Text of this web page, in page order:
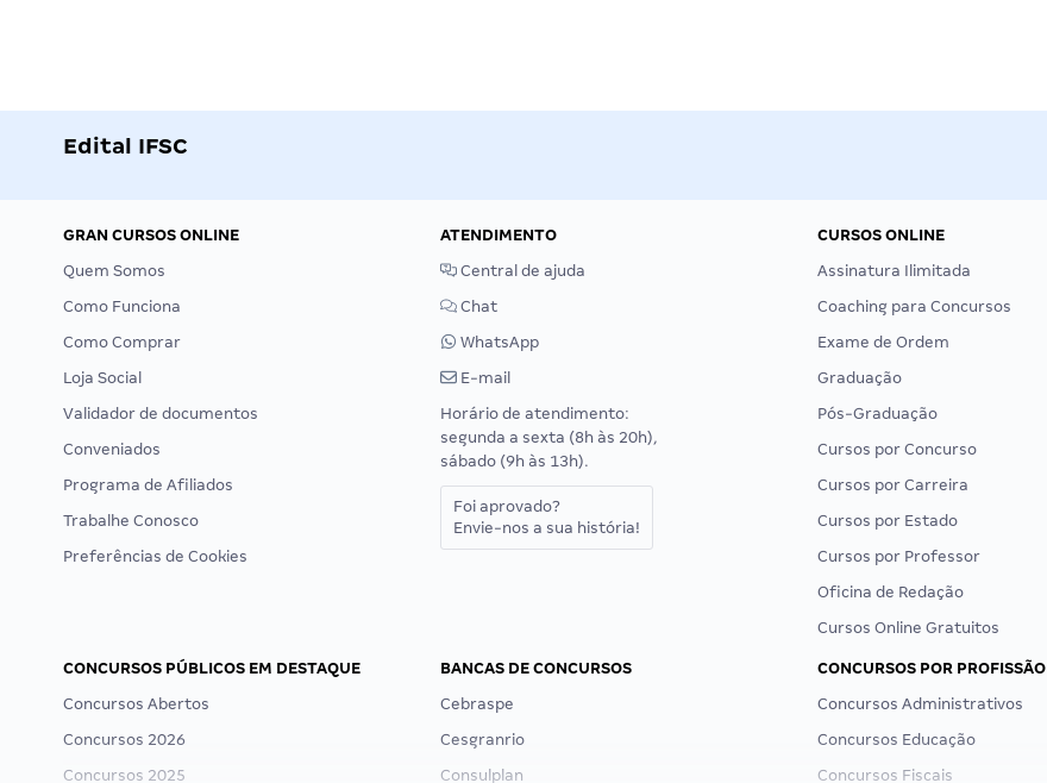
Edital IFSC
GRAN CURSOS ONLINE
Quem Somos
Como Funciona
Como Comprar
Loja Social
Validador de documentos
Conveniados
Programa de Afiliados
Trabalhe Conosco
Preferências de Cookies
ATENDIMENTO
Central de ajuda
Chat
WhatsApp
E-mail
Horário de atendimento:
segunda a sexta (8h às 20h),
sábado (9h às 13h).
Foi aprovado?
Envie-nos a sua história!
CURSOS ONLINE
Assinatura Ilimitada
Coaching para Concursos
Exame de Ordem
Graduação
Pós-Graduação
Cursos por Concurso
Cursos por Carreira
Cursos por Estado
Cursos por Professor
Oficina de Redação
Cursos Online Gratuitos
CONCURSOS PÚBLICOS EM DESTAQUE
Concursos Abertos
Concursos 2026
Concursos 2025
BANCAS DE CONCURSOS
Cebraspe
Cesgranrio
Consulplan
CONCURSOS POR PROFISSÃO
Concursos Administrativos
Concursos Educação
Concursos Fiscais